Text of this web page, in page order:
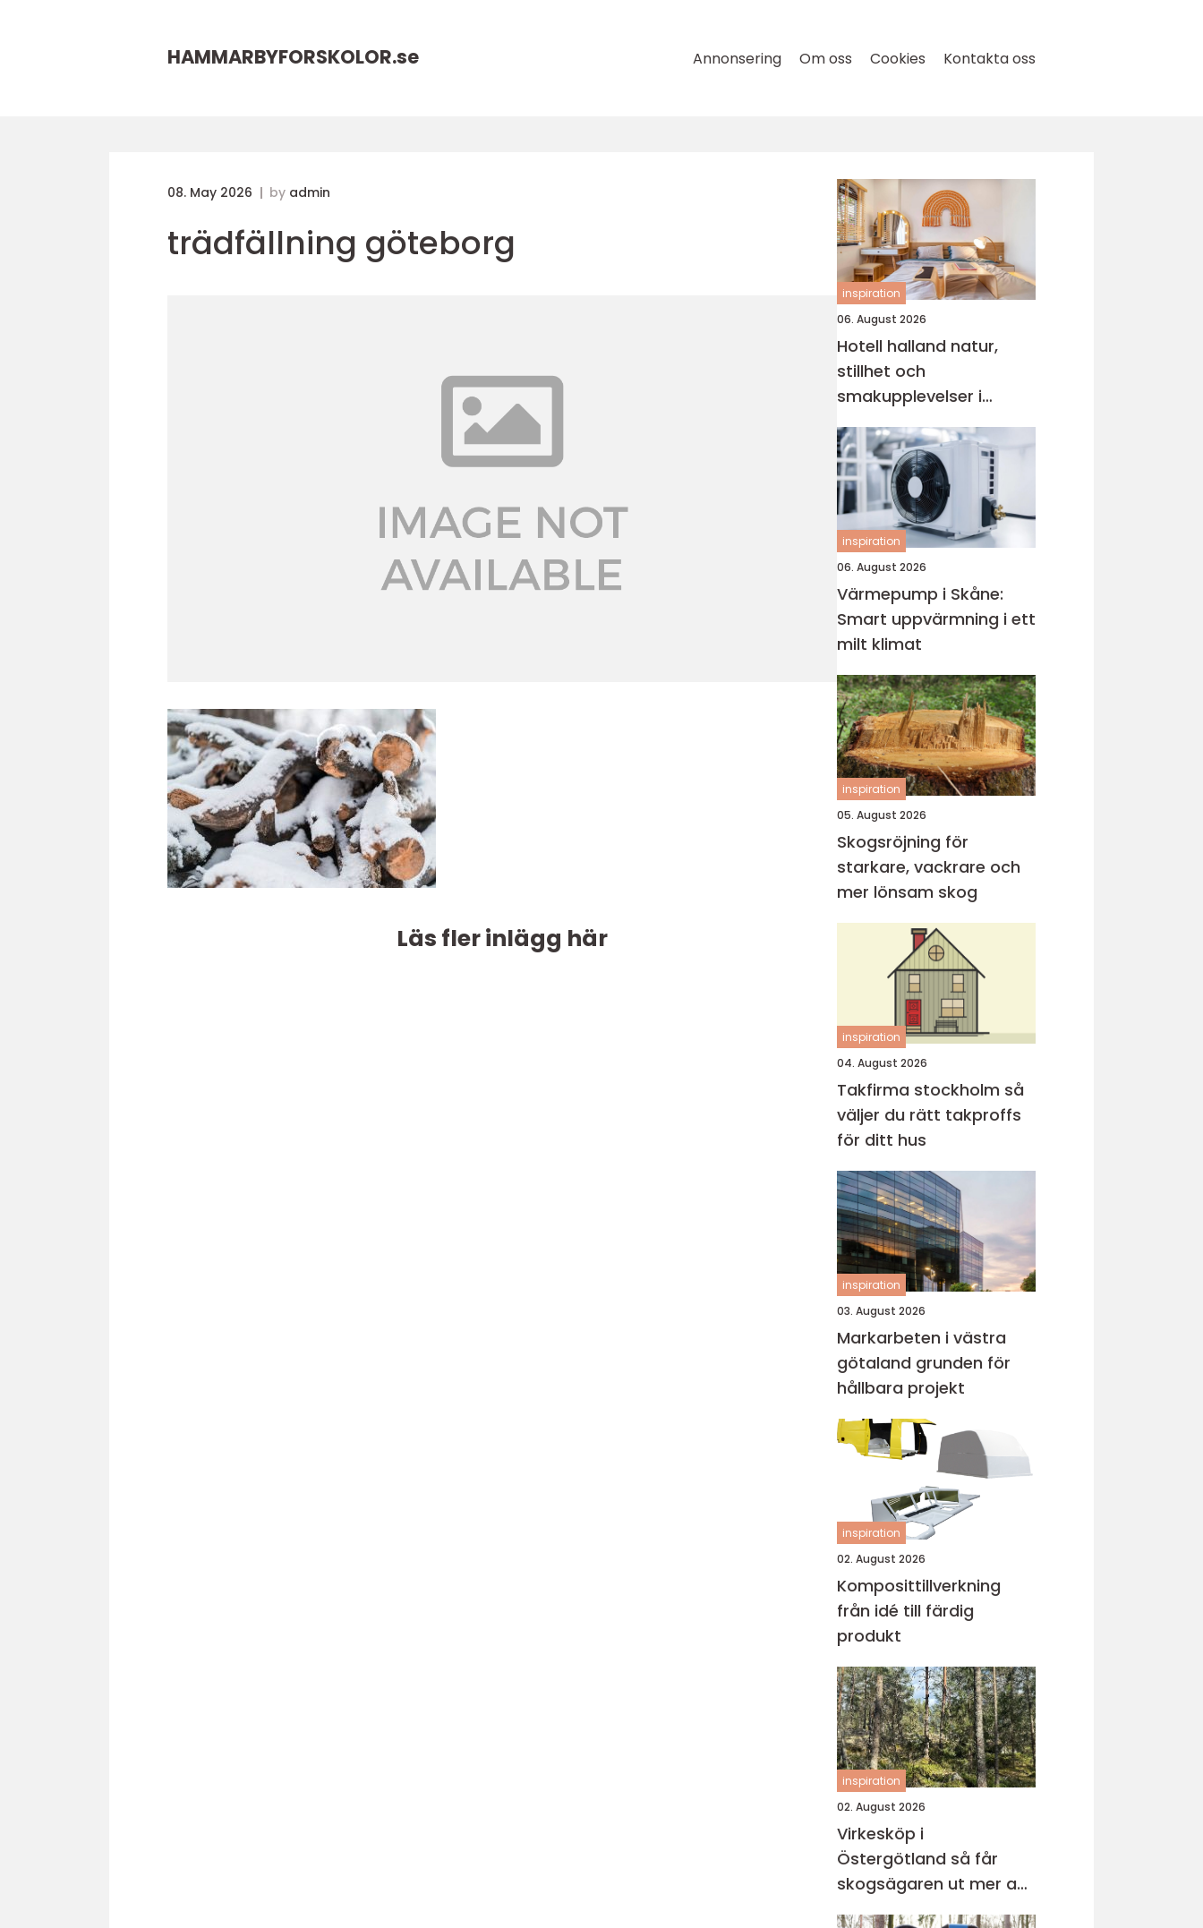
HAMMARBYFORSKOLOR.se Annonsering Om oss Cookies Kontakta oss
08. May 2026 by admin
trädfällning göteborg
Läs fler inlägg här
inspiration
06. August 2026
Hotell halland natur,
stillhet och
smakupplevelser i
hjärtat av västkusten
inspiration
06. August 2026
Värmepump i Skåne:
Smart uppvärmning i ett
milt klimat
inspiration
05. August 2026
Skogsröjning för
starkare, vackrare och
mer lönsam skog
inspiration
04. August 2026
Takfirma stockholm så
väljer du rätt takproffs
för ditt hus
inspiration
03. August 2026
Markarbeten i västra
götaland grunden för
hållbara projekt
inspiration
02. August 2026
Komposittillverkning
från idé till färdig
produkt
inspiration
02. August 2026
Virkesköp i
Östergötland så får
skogsägaren ut mer av
sin skog